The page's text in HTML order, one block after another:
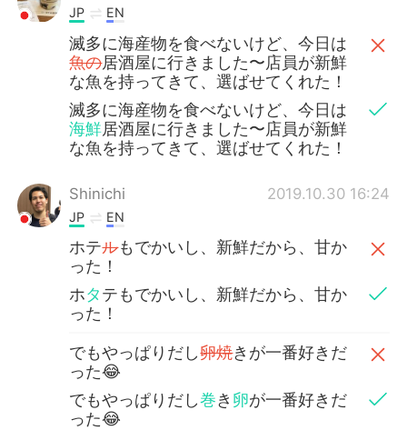
JP EN
滅多に海産物を食べないけど、今日は
魚の居酒屋に行きました〜店員が新鮮
な魚を持ってきて、選ばせてくれた！
滅多に海産物を食べないけど、今日は
海鮮居酒屋に行きました〜店員が新鮮
な魚を持ってきて、選ばせてくれた！
Shinichi 2019.10.30 16:24
JP EN
ホテルもでかいし、新鮮だから、甘か
った！
ホタテもでかいし、新鮮だから、甘か
った！
でもやっぱりだし卵焼きが一番好きだ
った😂
でもやっぱりだし巻き 卵が一番好きだ
った😂